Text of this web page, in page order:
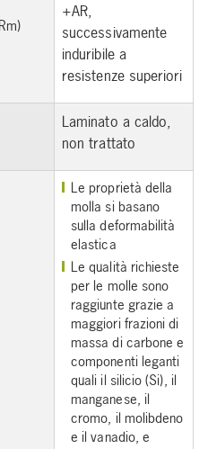
+AR,
successivamente
induribile a
resistenze superiori
Laminato a caldo,
non trattato
Le proprietà della
molla si basano
sulla deformabilità
elastica
Le qualità richieste
per le molle sono
raggiunte grazie a
maggiori frazioni di
massa di carbone e
componenti leganti
quali il silicio (Si), il
manganese, il
cromo, il molibdeno
e il vanadio, e